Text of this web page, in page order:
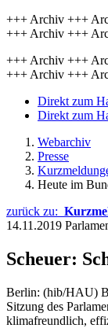
+++ Archiv +++
+++ Archiv +++
+++ Archiv +++
+++ Archiv +++
Direkt zum
Direkt zum
Webarchiv
Presse
Heute im
zurück zu:
14.11.2019
Scheuer:
Berlin: (hib/HAU)
Sitzung des
klimafreundlich,